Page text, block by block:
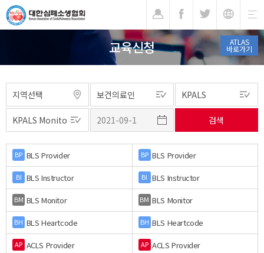
ATLAS
바로가기
교육신청
BP BLS Provider BP BLS Provider
BI BLS Instructor BI BLS Instructor
BM BLS Monitor BM BLS Monitor
BH BLS Heartcode BH BLS Heartcode
AP ACLS Provider AP ACLS Provider